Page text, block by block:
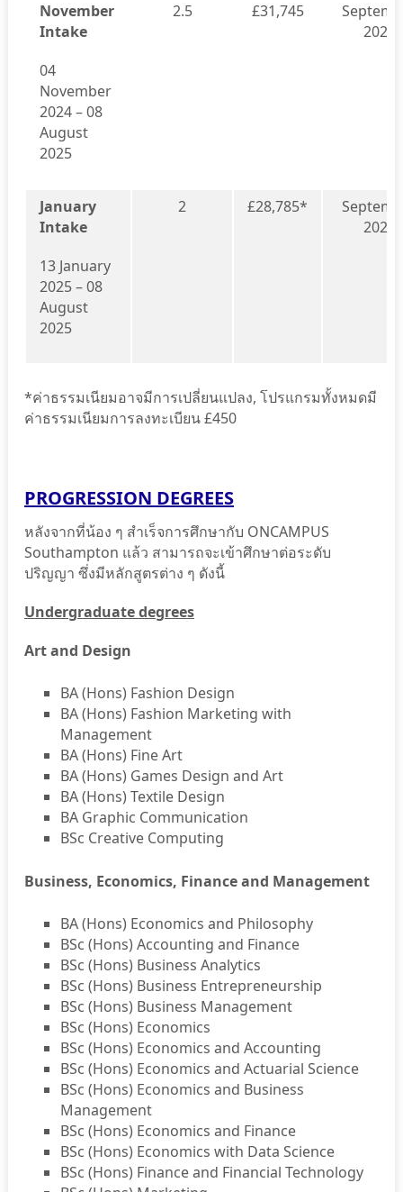
November
Intake
04
November
2024 – 08
August
2025
2.5 £31,745
2025
January
Intake
13 January
2025 – 08
August
2025
2 £28,785*
2025
*ค่าธรรมเนียมอาจมีการเปลี่ยนแปลง, โปรแกรมทั้งหมดมี
ค่าธรรมเนียมการลงทะเบียน £450
PROGRESSION DEGREES
หลังจากที่น้อง ๆ สำเร็จการศึกษากับ ONCAMPUS
Southampton แล้ว สามารถจะเข้าศึกษาต่อระดับ
ปริญญา ซึ่งมีหลักสูตรต่าง ๆ ดังนี้
Undergraduate degrees
Art and Design
BA (Hons) Fashion Design
BA (Hons) Fashion Marketing with
Management
BA (Hons) Fine Art
BA (Hons) Games Design and Art
BA (Hons) Textile Design
BA Graphic Communication
BSc Creative Computing
Business, Economics, Finance and Management
BA (Hons) Economics and Philosophy
BSc (Hons) Accounting and Finance
BSc (Hons) Business Analytics
BSc (Hons) Business Entrepreneurship
BSc (Hons) Business Management
BSc (Hons) Economics
BSc (Hons) Economics and Accounting
BSc (Hons) Economics and Actuarial Science
BSc (Hons) Economics and Business
Management
BSc (Hons) Economics and Finance
BSc (Hons) Economics with Data Science
BSc (Hons) Finance and Financial Technology